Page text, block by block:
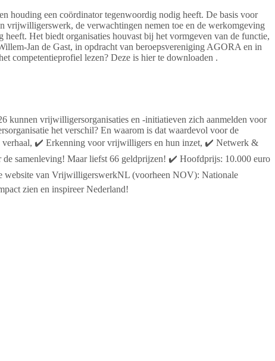
houding een coördinator tegenwoordig nodig heeft. De basis voor
vrijwilligerswerk, de verwachtingen nemen toe en de werkomgeving
Het biedt organisaties houvast bij het vormgeven van de functie,
Jan de Gast, in opdracht van beroepsvereniging AGORA en in
competentieprofiel lezen? Deze is hier te downloaden .
kunnen vrijwilligersorganisaties en -initiatieven zich aanmelden voor
het verschil? En waarom is dat waardevol voor de
verhaal, ✔️ Erkenning voor vrijwilligers en hun inzet, ✔️ Netwerk &
samenleving! Maar liefst 66 geldprijzen! ✔️ Hoofdprijs: 10.000 euro
website van VrijwilligerswerkNL (voorheen NOV): Nationale
zien en inspireer Nederland!